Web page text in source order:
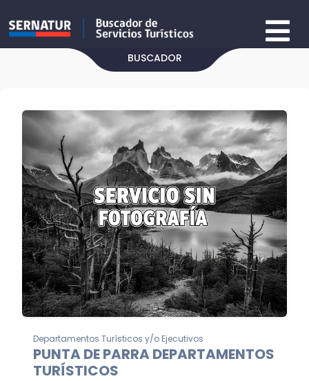
BUSCADOR
Departamentos Turísticos y/o Ejecutivos
PUNTA DE PARRA DEPARTAMENTOS
TURÍSTICOS